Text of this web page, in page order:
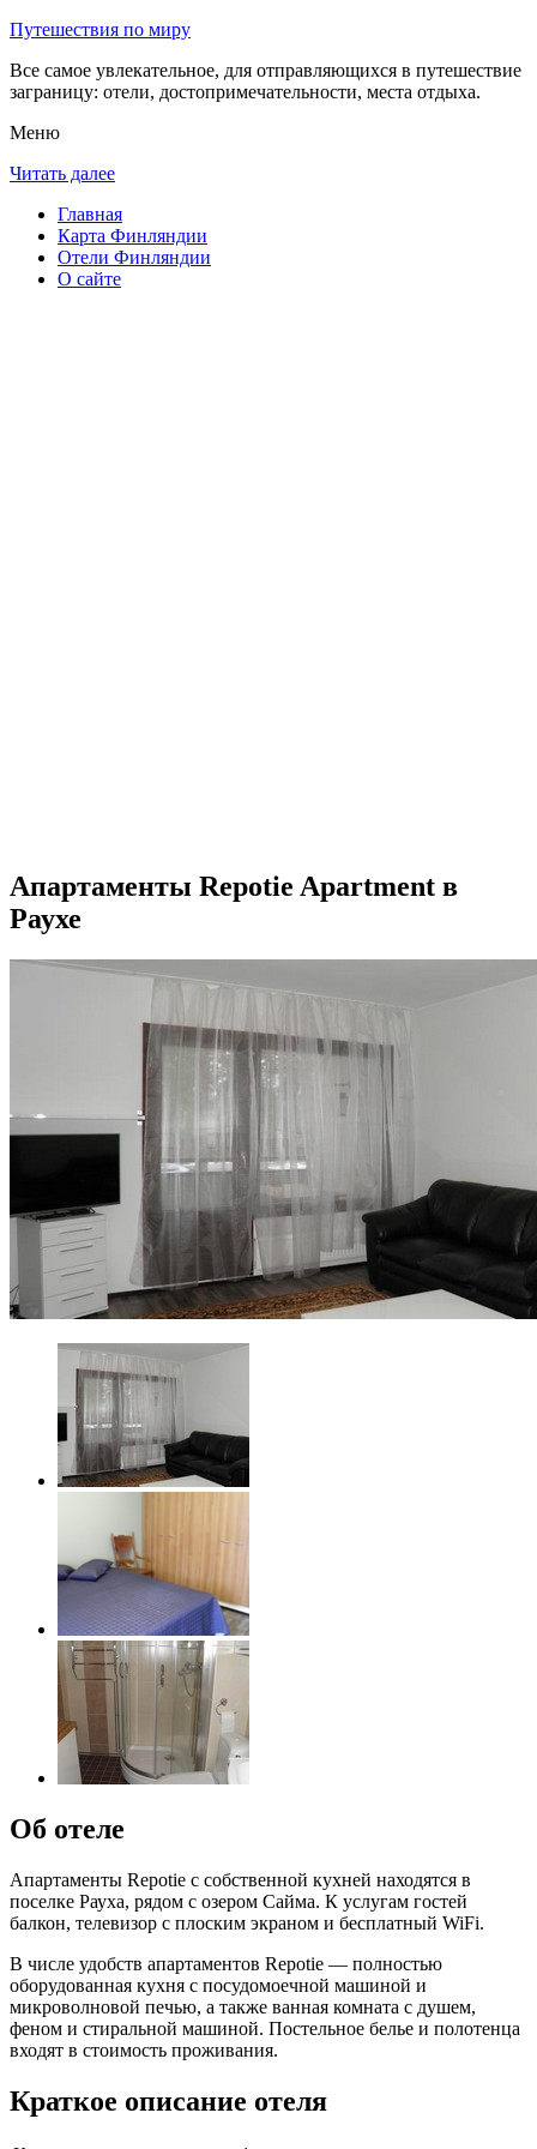
Путешествия по миру
Все самое увлекательное, для отправляющихся в путешествие
заграницу: отели, достопримечательности, места отдыха.
Меню
Читать далее
Главная
Карта Финляндии
Отели Финляндии
О сайте
Апартаменты Repotie Apartment в
Раухе
Об отеле
Апартаменты Repotie с собственной кухней находятся в
поселке Рауха, рядом с озером Сайма. К услугам гостей
балкон, телевизор с плоским экраном и бесплатный WiFi.
В числе удобств апартаментов Repotie — полностью
оборудованная кухня с посудомоечной машиной и
микроволновой печью, а также ванная комната с душем,
феном и стиральной машиной. Постельное белье и полотенца
входят в стоимость проживания.
Краткое описание отеля